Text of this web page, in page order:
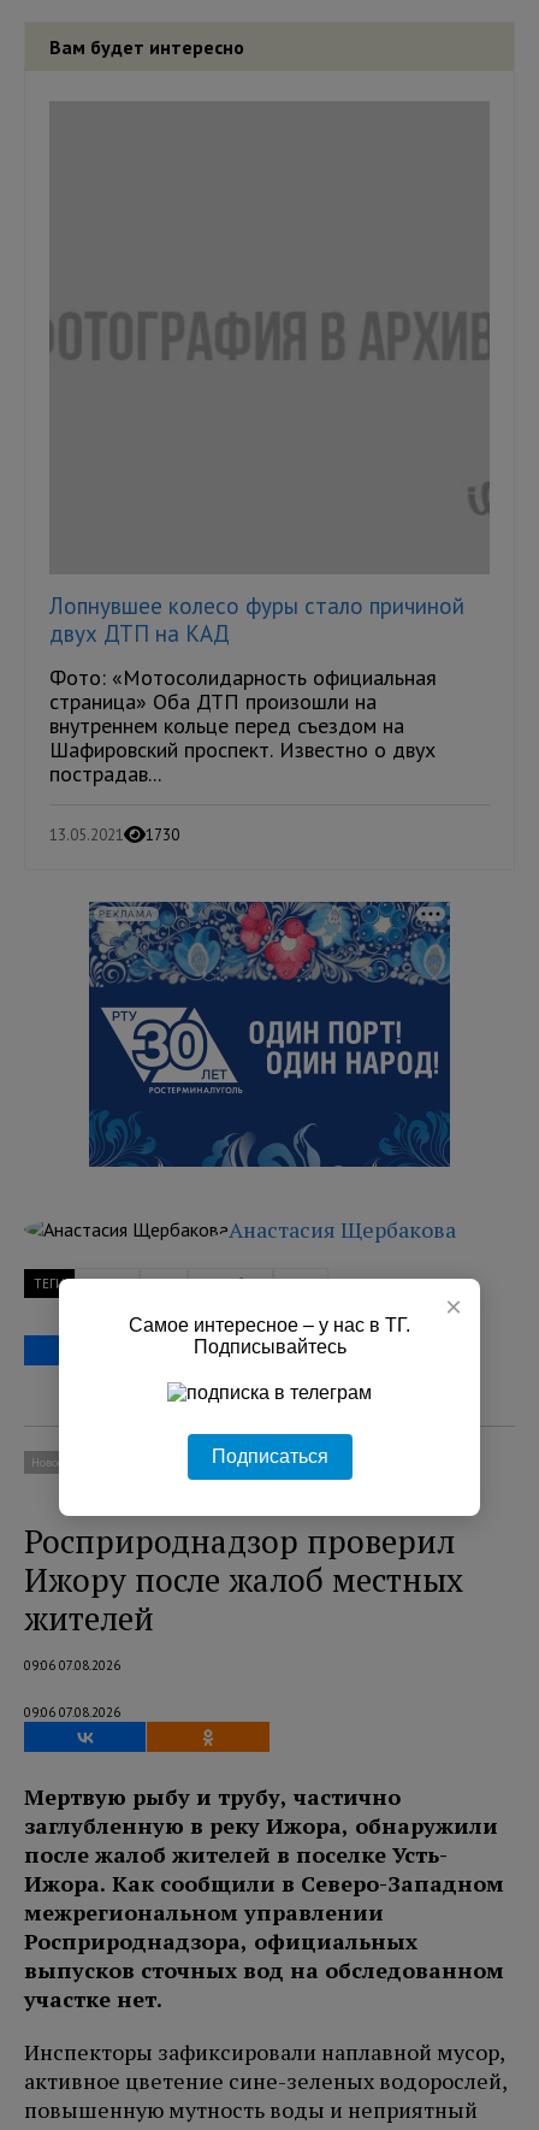
Вам будет интересно
Лопнувшее колесо фуры стало причиной
двух ДТП на КАД
Фото: «Мотосолидарность официальная
страница» Оба ДТП произошли на
внутреннем кольце перед съездом на
Шафировский проспект. Известно о двух
пострадав...
13.05.2021 1730
РЕКЛАМА
Анастасия Щербакова
ТЕГИ авария ДТП Петербург такси
Новости
Росприроднадзор проверил
Ижору после жалоб местных
жителей
09:06 07.08.2026
09:06 07.08.2026
Мертвую рыбу и трубу, частично
заглубленную в реку Ижора, обнаружили
после жалоб жителей в поселке Усть-
Ижора. Как сообщили в Северо-Западном
межрегиональном управлении
Росприроднадзора, официальных
выпусков сточных вод на обследованном
участке нет.
Инспекторы зафиксировали наплавной мусор,
активное цветение сине-зеленых водорослей,
повышенную мутность воды и неприятный
×
Самое интересное – у нас в ТГ.
Подписывайтесь
Подписаться